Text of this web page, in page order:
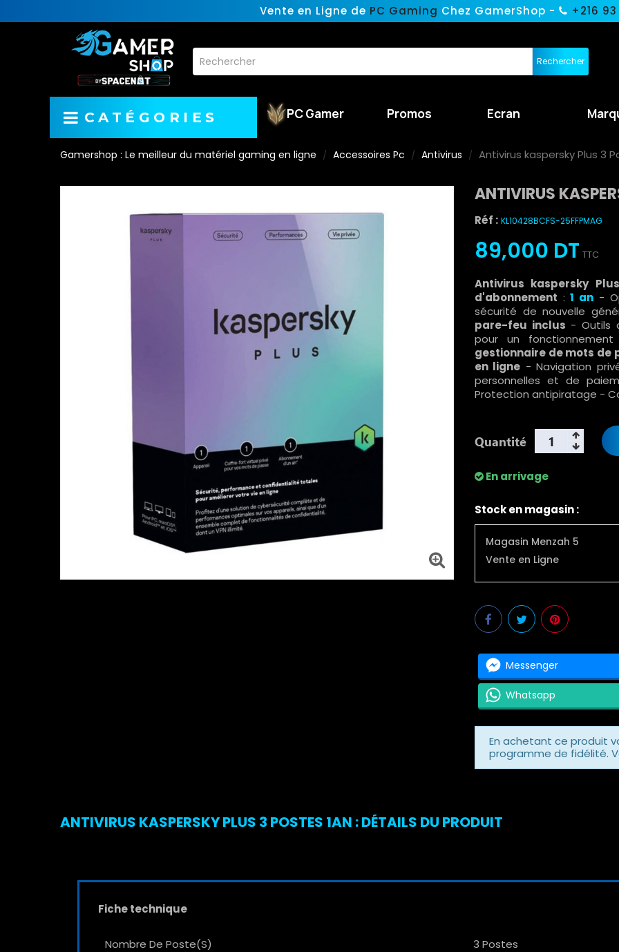
Vente en Ligne de PC Gaming Chez GamerShop - +216
Rechercher
CATÉGORIES PC Gamer Promos Ecran
Gamershop : Le meilleur du matériel gaming en ligne Accessoires Pc Antivirus Antivirus kaspersky Plus 3
ANTIVIRUS
Réf : KL10428BCFS-25FFPMAG
89,000 DT TTC
Antivirus kaspersky Plus
d'abonnement : 1 an -
sécurité de nouvelle
pare-feu inclus - Outils
pour un
gestionnaire de mots de
en ligne - Navigation
personnelles et de
Protection antipiratage -
Quantité
En arrivage
Stock en magasin :
Magasin Menzah 5
Vente en Ligne
Messenger
Whatsapp
En achetant ce produit
programme de fidélité.
ANTIVIRUS KASPERSKY PLUS 3 POSTES 1AN : DÉTAILS DU PRODUIT
Fiche technique
Nombre De Poste(s) 3 Postes